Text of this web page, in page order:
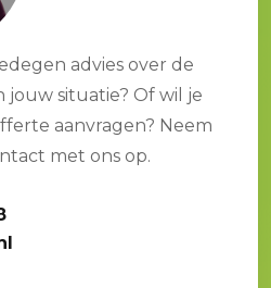
advies over de
jouw situatie? Of wil je
aanvragen? Neem
met ons op.